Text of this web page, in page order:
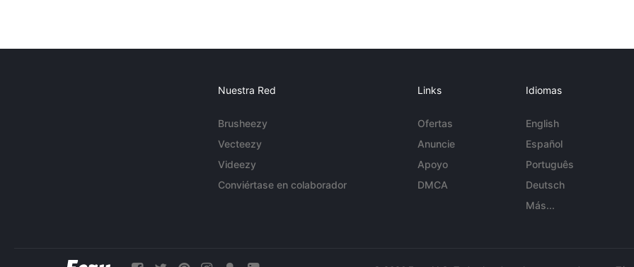
Nuestra Red
Brusheezy
Vecteezy
Videezy
Conviértase en colaborador
Links
Ofertas
Anuncie
Apoyo
DMCA
Idiomas
English
Español
Português
Deutsch
Más...